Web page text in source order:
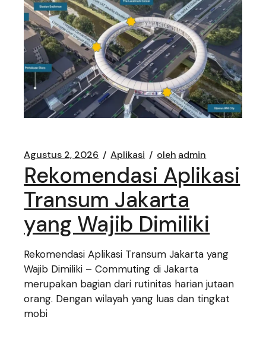
Agustus 2, 2026 Aplikasi oleh admin
Rekomendasi Aplikasi
Transum Jakarta
yang Wajib Dimiliki
Rekomendasi Aplikasi Transum Jakarta yang
Wajib Dimiliki – Commuting di Jakarta
merupakan bagian dari rutinitas harian jutaan
orang. Dengan wilayah yang luas dan tingkat
mobi